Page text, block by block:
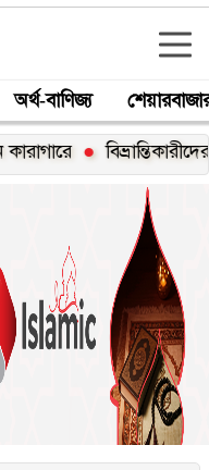
অর্থ-বাণিজ্য
বিভ্রান্তিকারীদের